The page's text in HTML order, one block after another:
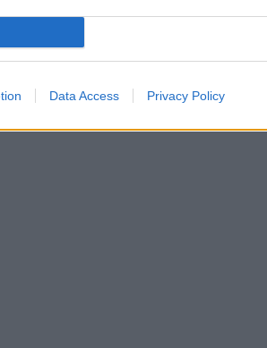
Data Access Privacy Policy